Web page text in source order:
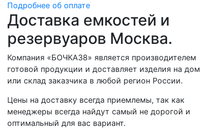
Подробнее об оплате
Доставка емкостей и
резервуаров Москва.
Компания «БОЧКА38» является производителем
готовой продукции и доставляет изделия на дом
или склад заказчика в любой регион России.
Цены на доставку всегда приемлемы, так как
менеджеры всегда найдут самый не дорогой и
оптимальный для вас вариант.